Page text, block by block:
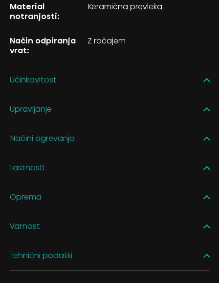
Material
notranjosti:
Keramična prevleka
Način odpiranja
vrat:
Z ročajem
Učinkovitost
Upravljanje
Načini ogrevanja
Lastnosti
Oprema
Varnost
Tehnični podatki